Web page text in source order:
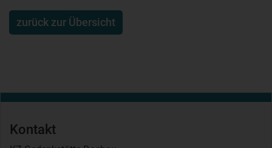
zurück zur Übersicht
Kontakt